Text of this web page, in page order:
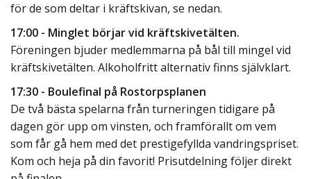
för de som deltar i kräftskivan, se nedan.
17:00 - Minglet börjar vid kräftskivetälten.
Föreningen bjuder medlemmarna på bål till mingel vid
kräftskivetälten. Alkoholfritt alternativ finns självklart.
17:30 - Boulefinal på Rostorpsplanen
De två bästa spelarna från turneringen tidigare på
dagen gör upp om vinsten, och framförallt om vem
som får gå hem med det prestigefyllda vandringspriset.
Kom och heja på din favorit! Prisutdelning följer direkt